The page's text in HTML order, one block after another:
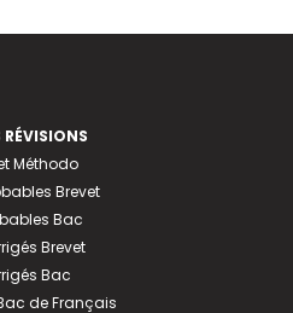
Méthodo
Brevet
Bac
Brevet
Bac
de Français